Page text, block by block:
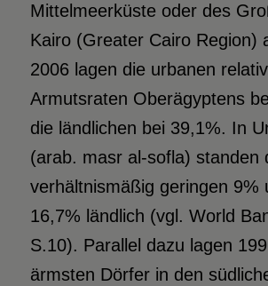
Mittelmeerküste oder des
Kairo (Greater Cairo Region)
2006 lagen die urbanen
Armutsraten Oberägyptens
die ländlichen bei 39,1%. In
(arab. masr al-sofla) standen
verhältnismäßig geringen 9%
16,7% ländlich (vgl. World
S.10). Parallel dazu lagen
ärmsten Dörfer in den